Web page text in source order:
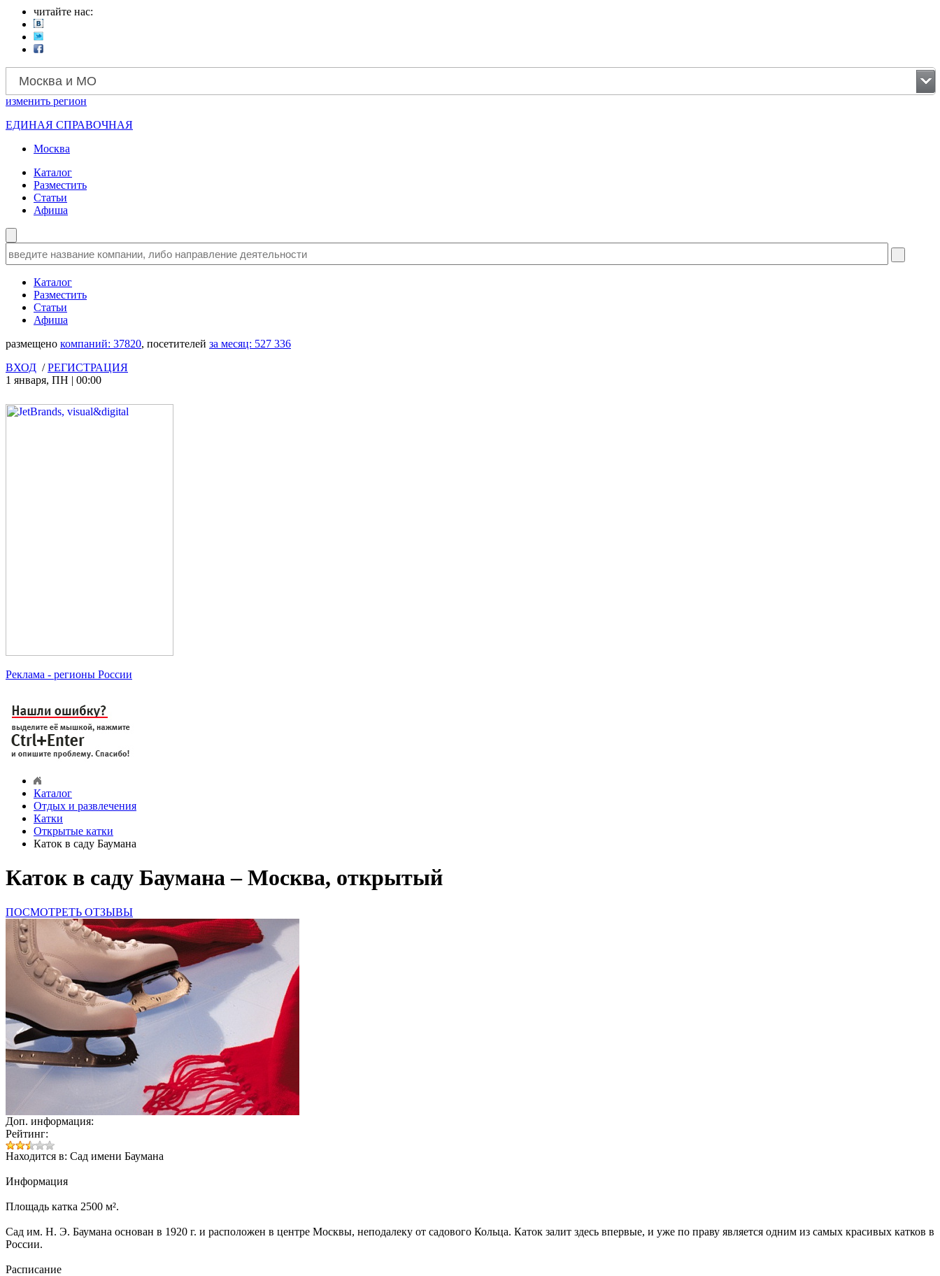
читайте нас:
Москва и МО
изменить регион
ЕДИНАЯ СПРАВОЧНАЯ
Москва
Каталог
Разместить
Статьи
Афиша
Каталог
Разместить
Статьи
Афиша
размещено компаний: 37820, посетителей за месяц: 527 336
ВХОД /РЕГИСТРАЦИЯ
1 января, ПН | 00:00
Реклама - регионы России
Каталог
Отдых и развлечения
Катки
Открытые катки
Каток в саду Баумана
Каток в саду Баумана – Москва, открытый
ПОСМОТРЕТЬ ОТЗЫВЫ
Доп. информация:
Рейтинг:
Находится в: Сад имени Баумана
Информация
Площадь катка 2500 м².
Сад им. Н. Э. Баумана основан в 1920 г. и расположен в центре Москвы, неподалеку от садового Кольца. Каток залит здесь впервые, и уже по праву является одним из самых красивых катков в
России.
Расписание